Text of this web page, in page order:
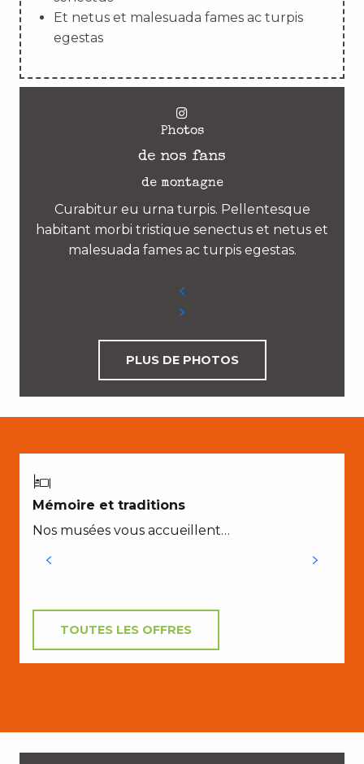
Et netus et malesuada fames ac turpis
egestas
Photos
de nos fans
de montagne
Curabitur eu urna turpis. Pellentesque
habitant morbi tristique senectus et netus et
malesuada fames ac turpis egestas.
PLUS DE PHOTOS
Mémoire et traditions
Nos musées vous accueillent…
TOUTES LES OFFRES